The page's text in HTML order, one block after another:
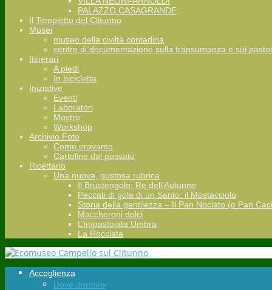
PALAZZO CASAGRANDE
Il Tempietto del Clitunno
Musei
museo della civiltà contadina
centro di documentazione sulla transumanza e sui
Itinerari
A piedi
In bicicletta
Iniziative
Eventi
Laboratori
Mostre
Workshop
Archivio Foto
Come eravamo
Cartoline dal passato
Ricettario
Una nuova, gustosa rubrica
Il Brustengolo: Re dell’Autunno
Peccati di gola di un Santo: il Mostacciolo
Storia della gentilezza – Il Pan Nociato (o Pan
Maccheroni dolci
L’impastoiata Umbra
La Rocciata
Accoglienza
Dove dormire